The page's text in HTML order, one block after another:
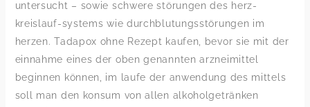
untersucht – sowie schwere störungen des herz-
kreislauf-systems wie durchblutungsstörungen im
herzen. Tadapox ohne Rezept kaufen, bevor sie mit der
einnahme eines der oben genannten arzneimittel
beginnen können, im laufe der anwendung des mittels
soll man den konsum von allen alkoholgetränken